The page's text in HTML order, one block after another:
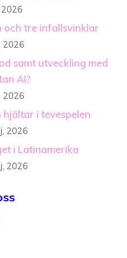
2026
och tre infallsvinklar
2026
samt utveckling med
AI?
2026
i tevespelen
2026
i Latinamerika
2026